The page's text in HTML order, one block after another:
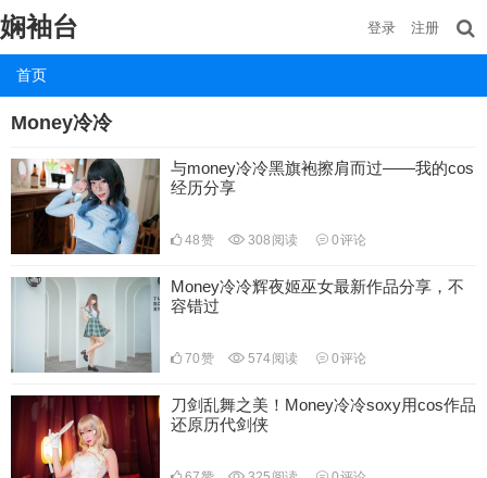
娴袖台
首页
登录 注册
Money冷冷
与money冷冷黑旗袍擦肩而过——我的cos
经历分享
48赞 308 阅读 0评论
Money冷冷辉夜姬巫女最新作品分享，不
容错过
70赞 574阅读 0评论
刀剑乱舞之美！Money冷冷soxy用cos作品
还原历代剑侠